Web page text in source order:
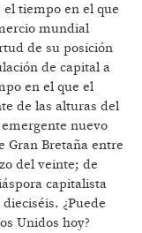
tiempo en el que
mundial
de su posición
de capital a
en el que el
de las alturas del
nuevo
Gran Bretaña entre
del veinte; de
capitalista
¿Puede
Unidos hoy?